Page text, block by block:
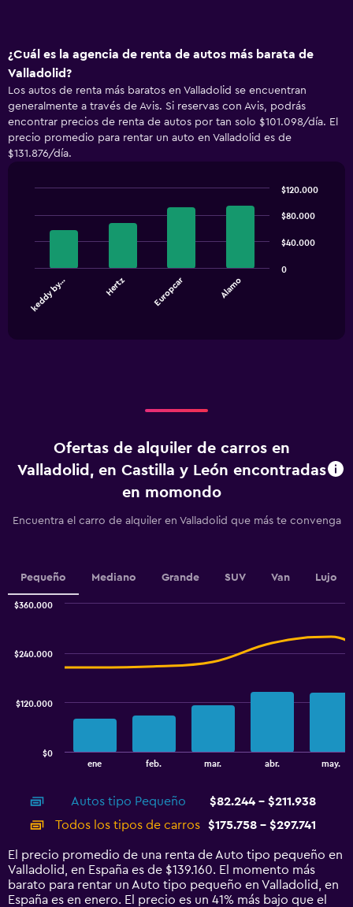
¿Cuál es la agencia de renta de autos más barata de
Valladolid?
Los autos de renta más baratos en Valladolid se encuentran
generalmente a través de Avis. Si reservas con Avis, podrás
encontrar precios de renta de autos por tan solo $101.098/día. El
precio promedio para rentar un auto en Valladolid es de
$131.876/día.
chart
chart
has
chart
axis
Range:
0
to
graphic.
keddy by… Hertz Europcar Alamo
0
$40.000
$80.000
$120.000
End
of
Ofertas de alquiler de carros en
Valladolid, en Castilla y León encontradas
en momondo
Encuentra el carro de alquiler en Valladolid que más te convenga
Pequeño Mediano Grande SUV Van Lujo
displaying
categories.
Range:
14
categories.
The
chart
ene feb. mar. abr. may.
$0
$120.000
$240.000
$360.000
Autos tipo Pequeño
$82.244 - $211.938
Todos los tipos de carros
$175.758 - $297.741
El precio promedio de una renta de Auto tipo pequeño en
Valladolid, en España es de $139.160. El momento más
barato para rentar un Auto tipo pequeño en Valladolid, en
España es en enero. El precio es un 41% más bajo que el